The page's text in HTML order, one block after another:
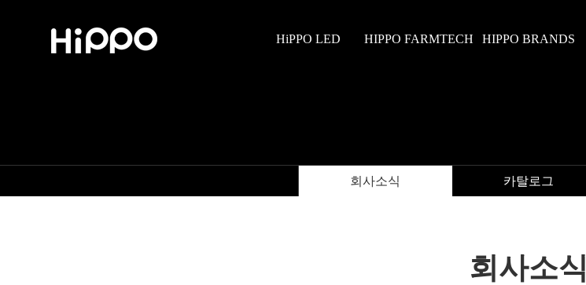
HiPPO LED HIPPO FARMTECH HIPPO BRANDS
회사소식 카탈로그
회사소식